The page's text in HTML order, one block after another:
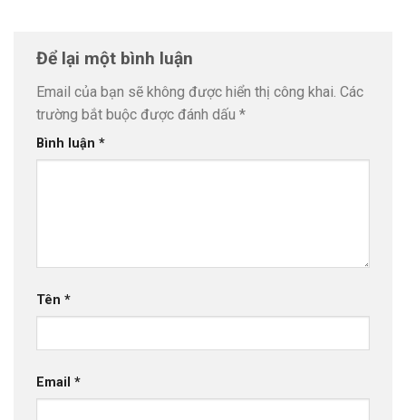
Để lại một bình luận
Email của bạn sẽ không được hiển thị công khai. Các
trường bắt buộc được đánh dấu *
Bình luận *
Tên *
Email *